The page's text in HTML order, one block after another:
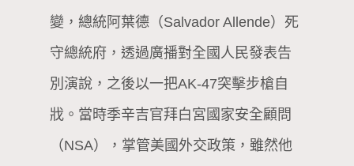
變，總統阿葉德（Salvador Allende）死
守總統府，透過廣播對全國人民發表告
別演說，之後以一把AK-47突擊步槍自
戕。當時季辛吉官拜白宮國家安全顧問
（NSA），掌管美國外交政策，雖然他